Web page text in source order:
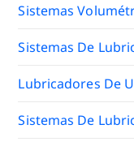
Sistemas
Sistemas De
Lubricadores De
Sistemas De